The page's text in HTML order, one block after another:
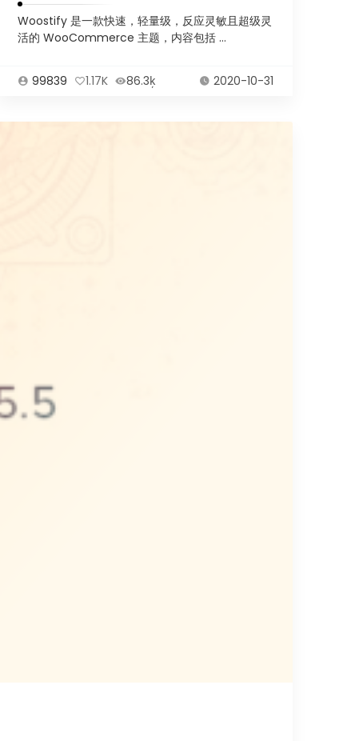
Woostify 是一款快速，轻量级，反应灵敏且超级灵
活的 WooCommerce 主题，内容包括 ...
99839 1.17K 86.3ķ 2020-10-31